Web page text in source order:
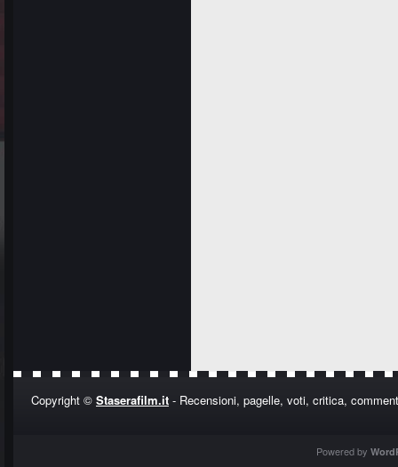
Copyright © Staserafilm.it - Recensioni, pagelle, voti, critica,
Powered by